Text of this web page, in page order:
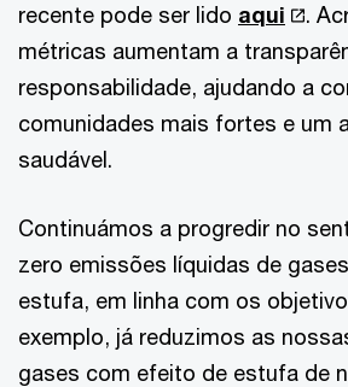
recente pode ser lido aqui
.
métricas aumentam a
responsabilidade, ajudando a
comunidades mais fortes e um
saudável.
Continuámos a progredir no
zero emissões líquidas de
estufa, em linha com os
exemplo, já reduzimos as
gases com efeito de estufa de